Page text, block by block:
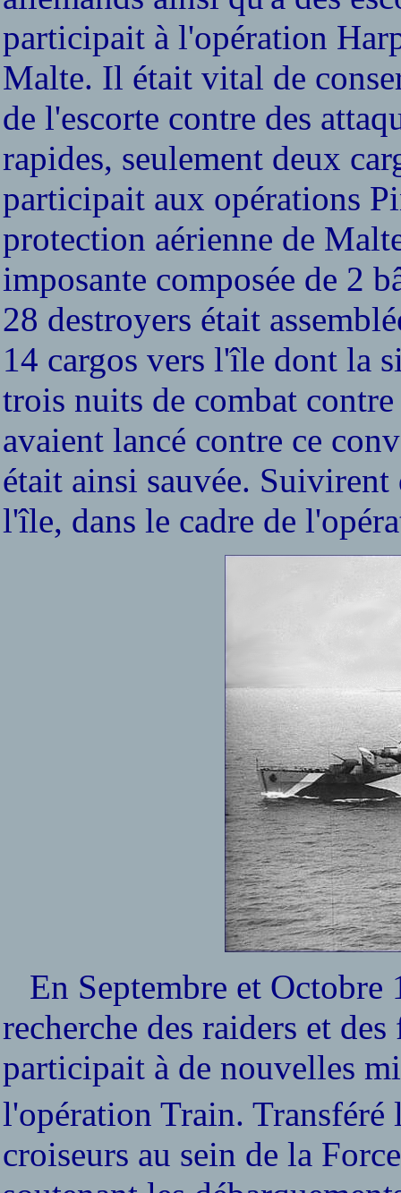
participait à l'opération
Malte. Il était vital de
de l'escorte contre des
rapides, seulement deux
participait aux opérations
protection aérienne de
imposante composée de 2
28 destroyers était
14 cargos vers l'île dont la
trois nuits de combat
avaient lancé contre ce
était ainsi sauvée.
l'île, dans le cadre de
En Septembre et
recherche des raiders et
participait à de nouvelles
l'opération Train.
croiseurs au sein de la